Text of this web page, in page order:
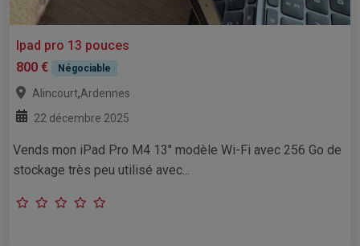
Ipad pro 13 pouces
800 €
Négociable
Alincourt,Ardennes
22 décembre 2025
Vends mon iPad Pro M4 13" modèle Wi-Fi avec 256 Go de
stockage très peu utilisé avec...